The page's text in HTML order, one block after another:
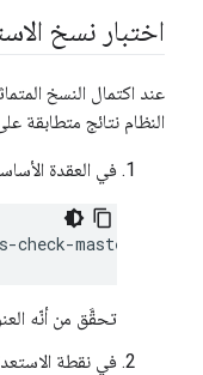
اختبار نسخ
عند اكتمال النسخ
النظام نتائج متطابقة
في العقدة
master
تحقَّق من أنّه
في نقطة